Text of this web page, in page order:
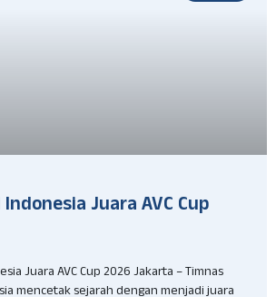
Juara AVC Cup
Juara AVC Cup 2026 Jakarta – Timnas
mencetak sejarah dengan menjadi juara